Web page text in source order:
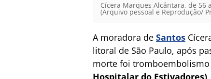
Cícera Marques Alcântara, de 56
(Arquivo pessoal e Reprodução/
A moradora de Santos
litoral de São Paulo, após
morte foi
Hospitalar do Estivadores)